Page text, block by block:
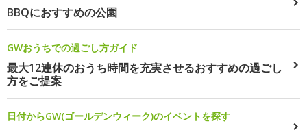
BBQにおすすめの公園
GWおうちでの過ごし方ガイド
最大12連休のおうち時間を充実させるおすすめの過ごし
方をご提案
日付からGW(ゴールデンウィーク)のイベントを探す